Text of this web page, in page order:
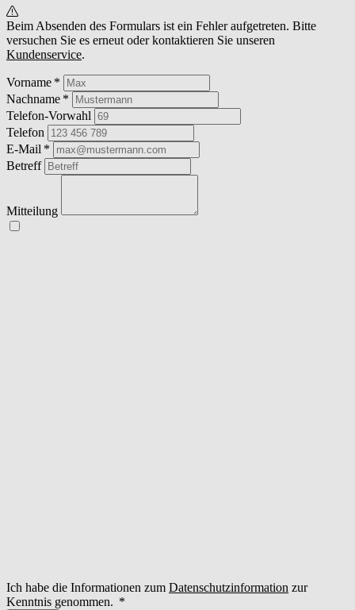
Beim Absenden des Formulars ist ein Fehler aufgetreten. Bitte
versuchen Sie es erneut oder kontaktieren Sie unseren
Kundenservice.
Vorname
Nachname
Telefon-Vorwahl
Telefon
E-Mail
Betreff
Mitteilung
Ich habe die Informationen zum Datenschutzinformation zur
Kenntnis genommen.